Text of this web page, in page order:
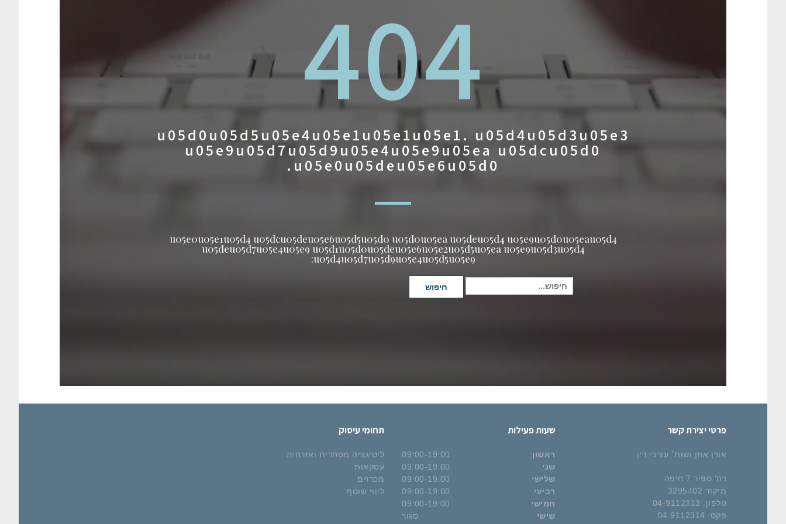
404
u05d0u05d5u05e4u05e1u05e1u05e1. u05d4u05d3u05e3
u05e9u05d7u05d9u05e4u05e9u05ea u05dcu05d0
u05e0u05deu05e6u05d0.
u05e0u05e1u05d4 u05dcu05deu05e6u05d5u05d0 u05d0u05ea u05deu05d4 u05e9u05d0u05eau05d4
u05deu05d7u05e4u05e9 u05d1u05d0u05deu05e6u05e2u05d5u05ea u05e9u05d3u05d4
u05d4u05d7u05d9u05e4u05d5u05e9:
חיפוש
חיפוש
פרטי יצירת קשר
אורן אוזן ושות׳ עורכי דין
רח' ספיר 7 חיפה
מיקוד 3295402
טלפון: 04-9112313
פקס: 04-9112314
שעות פעילות
ראשון
09:00-19:00
שני
09:00-19:00
שלישי
09:00-19:00
רביעי
09:00-19:00
חמישי
09:00-19:00
שישי
סגור
תחומי עיסוק
ליטיגציה מסחרית ואזרחית
עסקאות
מכרזים
ליווי שוטף